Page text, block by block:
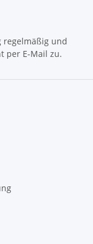
regelmäßig und
per E-Mail zu.